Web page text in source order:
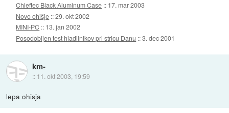
Chieftec Black Aluminum Case :: 17. mar 2003
Novo ohišje ::29. okt 2002
MINI-PC :: 13. jan 2002
Posodobljen test hladilnikov pri stricu Danu ::3. dec 2001
km-
:: 11. okt 2003, 19:59
lepa ohisja